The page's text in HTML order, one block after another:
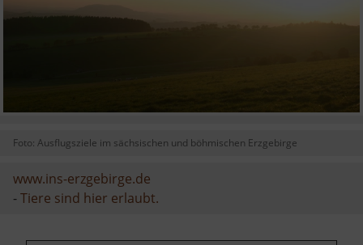
Foto: Ausflugsziele im sächsischen und böhmischen Erzgebirge
www.ins-erzgebirge.de
-Tiere sind hier erlaubt.